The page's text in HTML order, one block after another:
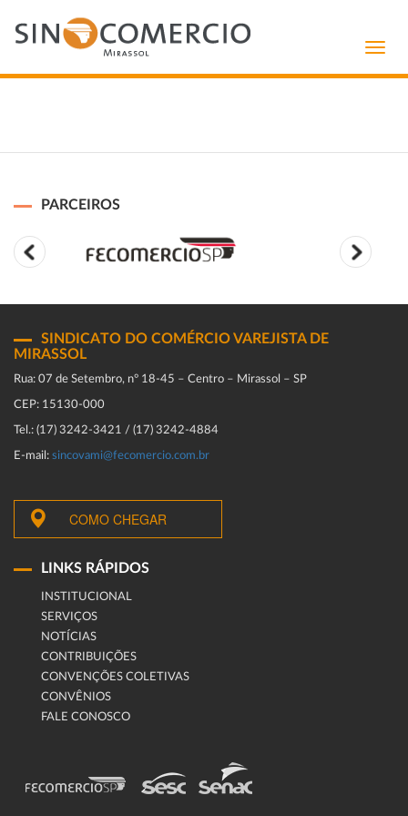
PARCEIROS
SINDICATO DO COMÉRCIO VAREJISTA DE
MIRASSOL
Rua: 07 de Setembro, n° 18-45 – Centro – Mirassol – SP
CEP: 15130-000
Tel.: (17) 3242-3421 / (17) 3242-4884
E-mail: sincovami@fecomercio.com.br
COMO CHEGAR
LINKS RÁPIDOS
INSTITUCIONAL
SERVIÇOS
NOTÍCIAS
CONTRIBUIÇÕES
CONVENÇÕES COLETIVAS
CONVÊNIOS
FALE CONOSCO